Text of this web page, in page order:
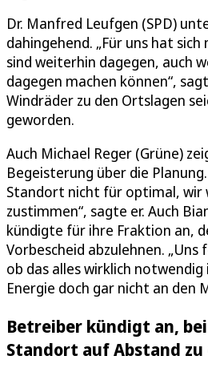
Dr. Manfred Leufgen (SPD)
dahingehend. „Für uns hat
sind weiterhin dagegen, auch
dagegen machen können“,
Windräder zu den Ortslagen
geworden.
Auch Michael Reger (Grüne)
Begeisterung über die
Standort nicht für optimal, wir
zustimmen“, sagte er. Auch
kündigte für ihre Fraktion an,
Vorbescheid abzulehnen.
ob das alles wirklich
Energie doch gar nicht an den
Betreiber kündigt an,
Standort auf Abstand zu